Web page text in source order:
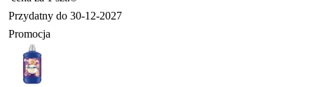
Przydatny do 30-12-2027
Promocja